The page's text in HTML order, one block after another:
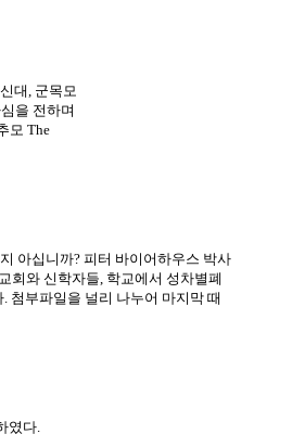
대, 군목모
을 전하며
모 The
아십니까? 피터 바이어하우스 박사
회와 신학자들, 학교에서 성차별폐
첨부파일을 널리 나누어 마지막 때
였다.